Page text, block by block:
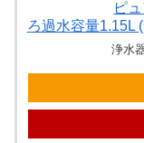
ピ
ろ過水容量1.15L
浄水